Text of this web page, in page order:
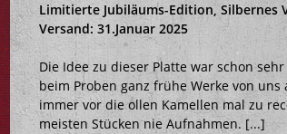
Limitierte Jubiläums-Edition, Silbernes
Versand: 31.Januar 2025
Die Idee zu dieser Platte war schon
beim Proben ganz frühe Werke von
immer vor die ollen Kamellen mal zu
meisten Stücken nie Aufnahmen. [...]